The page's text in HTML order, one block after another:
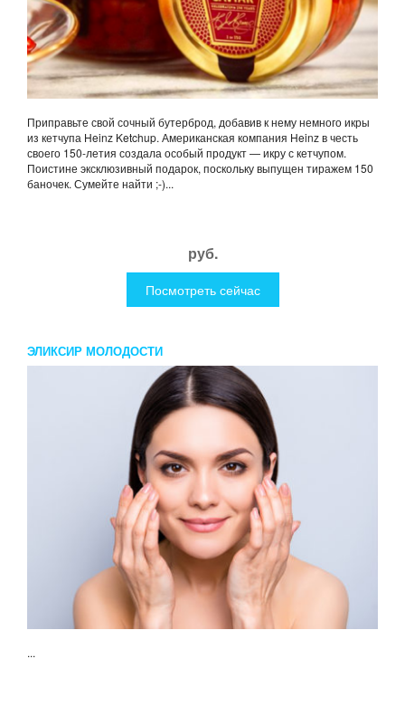
Приправьте свой сочный бутерброд, добавив к нему немного икры
из кетчупа Heinz Ketchup. Американская компания Heinz в честь
своего 150-летия создала особый продукт — икру с кетчупом.
Поистине эксклюзивный подарок, поскольку выпущен тиражем 150
баночек. Сумейте найти ;-)...
руб.
Посмотреть сейчас
ЭЛИКСИР МОЛОДОСТИ
...